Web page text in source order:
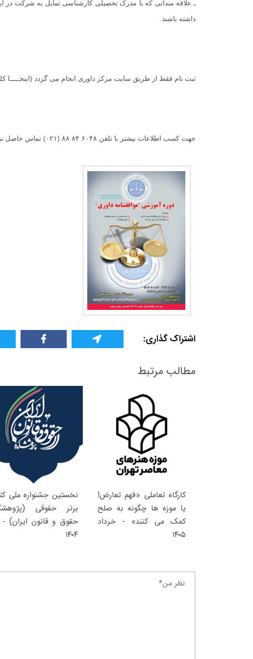
ـ علاقه مندانی که با مدرک تحصیلی کارشناسی تمایل به شرکت در
داشته باشند.
ثبت نام فقط از طریق سایت مرکز داوری انجام می گردد (اینجـــــا
جهت کسب اطلاعات بیشتر با تلفن ۶۰۴۸ ۸۴ ۸۸ (۰۲۱) تماس حاصل نمایید.
اشتراک گذاری:
مطالب مرتبط
کارگاه تعاملی «فهم تعارض!
یا موزه ها چگونه به صلح
کمک می کنند» - خرداد
۱۴۰۵
نخستین جشنواره ملی
برتر حقوقی
حقوق و قانون ایران) -
۱۴۰۴